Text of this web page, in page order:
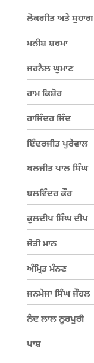
ਲੋਕਗੀਤ ਅਤੇ ਸੁਹਾਗ
ਮਨੀਸ਼ ਸ਼ਰਮਾ
ਜਰਨੈਲ ਘੁਮਾਣ
ਰਾਮ ਕਿਸ਼ੋਰ
ਰਾਜਿੰਦਰ ਜਿੰਦ
ਇੰਦਰਜੀਤ ਪੁਰੇਵਾਲ
ਬਲਜੀਤ ਪਾਲ ਸਿੰਘ
ਬਲਵਿੰਦਰ ਕੌਰ
ਕੁਲਦੀਪ ਸਿੰਘ ਦੀਪ
ਜੋਤੀ ਮਾਨ
ਅੰਮ੍ਰਿਤ ਮੰਨਣ
ਜਨਮੇਜਾ ਸਿੰਘ ਜੌਹਲ
ਨੰਦ ਲਾਲ ਨੂਰਪੁਰੀ
ਪਾਸ਼